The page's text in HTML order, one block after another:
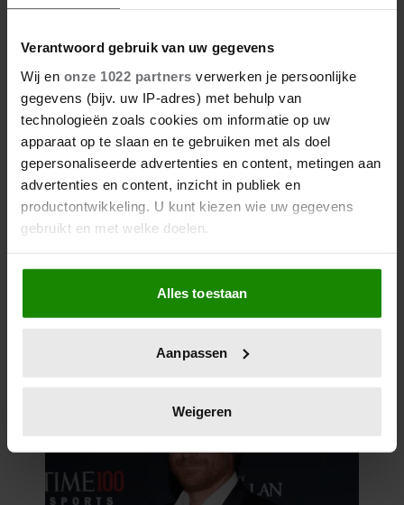
Verantwoord gebruik van uw gegevens
Wij en onze 1022 partners verwerken je persoonlijke
gegevens (bijv. uw IP-adres) met behulp van
technologieën zoals cookies om informatie op uw
apparaat op te slaan en te gebruiken met als doel
gepersonaliseerde advertenties en content, metingen aan
advertenties en content, inzicht in publiek en
productontwikkeling. U kunt kiezen wie uw gegevens
gebruikt en met welke doelen.
Als u het toestaat, willen we ook graag:
Informatie verzamelen over uw geografische
locatie, die tot een paar meter nauwkeurig kan zijn
scannen op specifieke eigenschappen (fingerprinting)
verwerkt en stel uw voorkeuren in het
intrekken in de Cookieverklaring.
We gebruiken cookies om content en advertenties te
Alles toestaan
Aanpassen
Weigeren